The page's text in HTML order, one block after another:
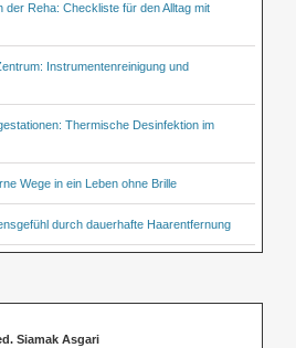
der Reha: Checkliste für den Alltag mit
Instrumentenreinigung und
Thermische Desinfektion im
Wege in ein Leben ohne Brille
durch dauerhafte Haarentfernung
Siamak Asgari